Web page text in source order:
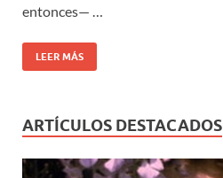
entonces— …
LEER MÁS
ARTÍCULOS DESTACADOS